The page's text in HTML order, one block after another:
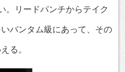
。リードパンチからテイク
バンタム級にあって、その
る。